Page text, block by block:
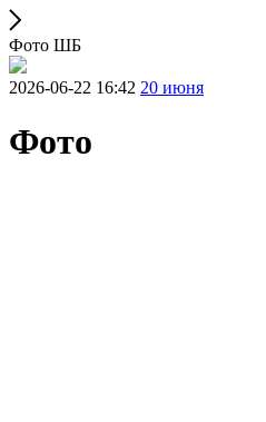
Фото ШБ
2026-06-22 16:42 20 июня
Фото